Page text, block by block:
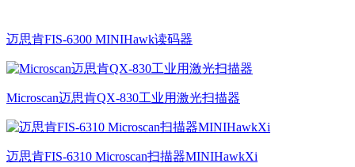
迈思肯FIS-6300 MINIHawk读码器
Microscan迈思肯QX-830工业用激光扫描器
迈思肯FIS-6310 Microscan扫描器MINIHawkXi